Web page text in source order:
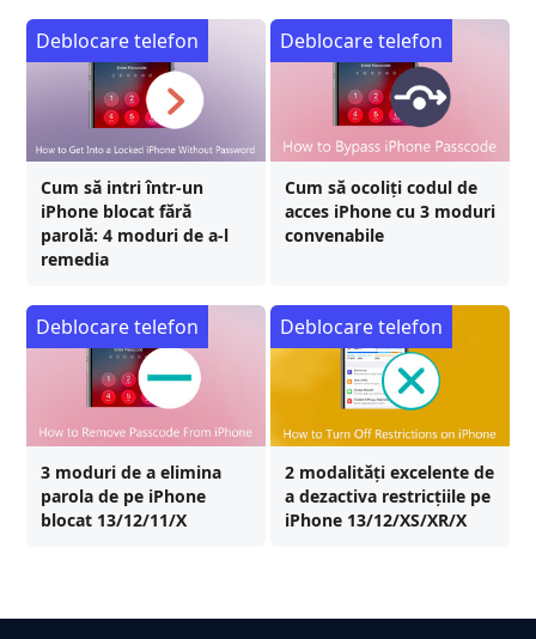
Cum să intri într-un
iPhone blocat fără
parolă: 4 moduri de a-l
remedia
Deblocare telefon
Cum să ocoliți codul de
acces iPhone cu 3 moduri
convenabile
Deblocare telefon
3 moduri de a elimina
parola de pe iPhone
blocat 13/12/11/X
Deblocare telefon
2 modalități excelente de
a dezactiva restricțiile pe
iPhone 13/12/XS/XR/X
Deblocare telefon